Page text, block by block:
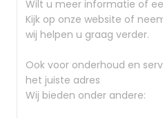
Wilt u meer informatie of
Kijk op onze website of
wij helpen u graag verder.
Ook voor onderhoud en
het juiste adres
Wij bieden onder andere: